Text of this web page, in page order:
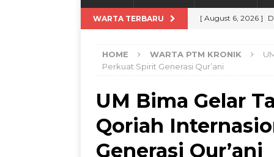
WARTA TERBARU [ August 6, 2026 ]
[ August 6, 2026 ]
[ August 6, 2026 ]
Remaja melalui
[ August 6, 2026 ]
HOME WARTA PTM KRONIK
Perkuat Spirit Generasi Qur’ani
UM Bima Gelar
Qoriah
Generasi Qur’ani